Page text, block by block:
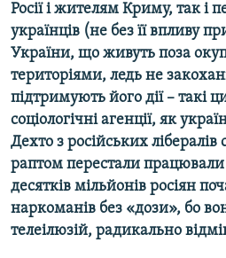
Росії і жителям Криму, так і
українців (не без її впливу
України, що живуть поза
територіями, ледь не
підтримують його дії – такі
соціологічні агенції, як
Дехто з російських
раптом перестали працювали
десятків мільйонів росіян
наркоманів без «дози», бо
телеілюзій, радикально